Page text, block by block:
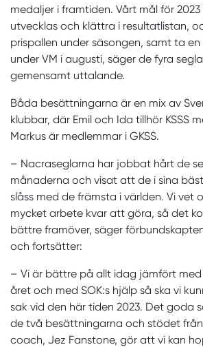
medaljer i framtiden. Vårt mål för
utvecklas och klättra i resultatlistan,
prispallen under säsongen, samt ta
under VM i augusti, säger de fyra
gemensamt uttalande.
Båda besättningarna är en mix av
klubbar, där Emil och Ida tillhör KSSS
Markus är medlemmar i GKSS.
– Nacraseglarna har jobbat hårt de
månaderna och visat att de i sina
slåss med de främsta i världen. Vi vet
mycket arbete kvar att göra, så det
bättre framöver, säger
och fortsätter:
– Vi är bättre på allt idag jämfört
året och med SOK:s hjälp så ska vi
sak vid den här tiden 2023. Det goda
de två besättningarna och stödet
coach, Jez Fanstone, gör att vi kan